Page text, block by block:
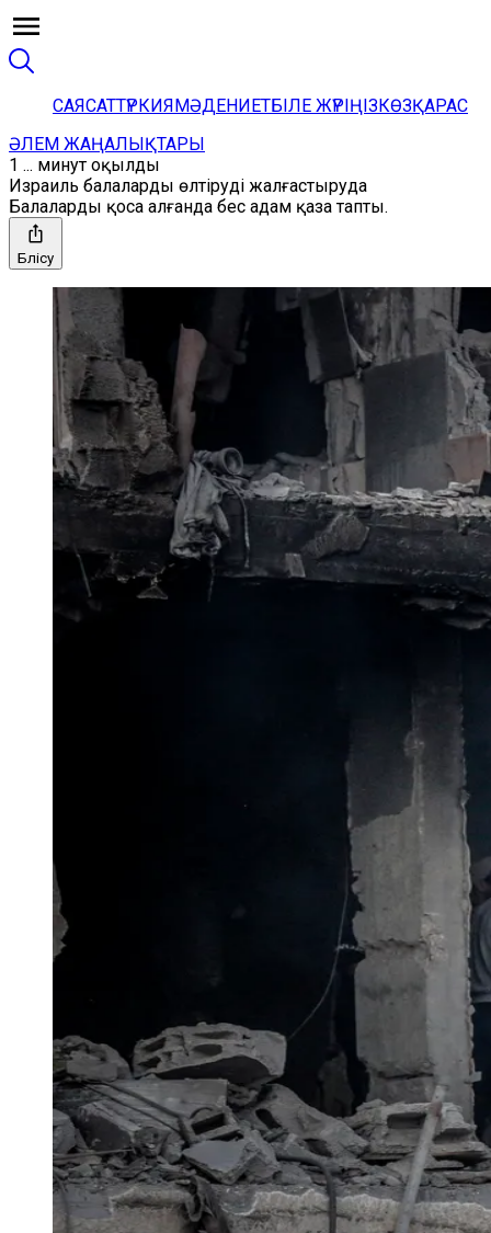
САЯСАТТҮРКИЯМӘДЕНИЕТБІЛЕ ЖҮРІҢІЗКӨЗҚАРАС
ӘЛЕМ ЖАҢАЛЫҚТАРЫ
1 ... минут оқылды
Израиль балаларды өлтіруді жалғастыруда
Балаларды қоса алғанда бес адам қаза тапты.
Бөлісу